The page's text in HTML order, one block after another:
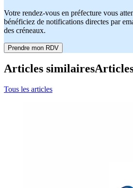
Votre rendez-vous en préfecture vous
bénéficiez de notifications directes par
des créneaux.
Prendre mon RDV
Articles similaires
Tous les articles